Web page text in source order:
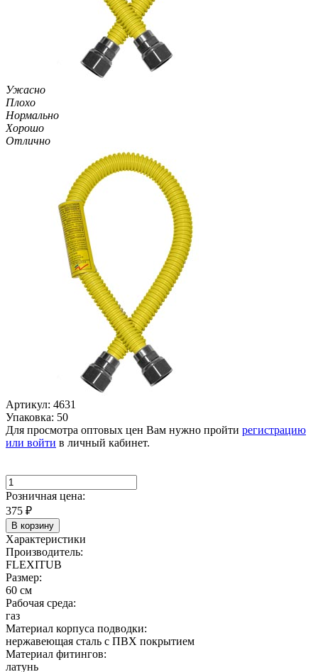
Ужасно
Плохо
Нормально
Хорошо
Отлично
Артикул: 4631
Упаковка: 50
Для просмотра оптовых цен Вам нужно пройти регистрацию
или войти в личный кабинет.
Розничная цена:
375 ₽
В корзину
Характеристики
Производитель:
FLEXITUB
Размер:
60 см
Рабочая среда:
газ
Материал корпуса подводки:
нержавеющая сталь с ПВХ покрытием
Материал фитингов:
латунь